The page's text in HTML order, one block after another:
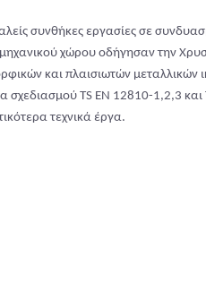
συνθήκες εργασίες σε
χώρου οδήγησαν την
και πλαισιωτών
σχεδιασμού TS EN 12810-1,2,3
τεχνικά έργα.